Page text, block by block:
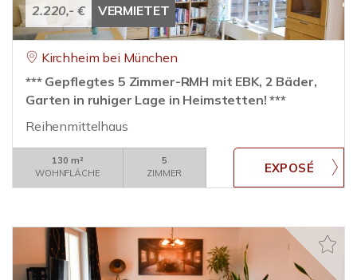
2.220,- € VERMIETET
Kirchheim bei München
*** Gepflegtes 5 Zimmer-RMH mit EBK, 2 Bäder,
Garten in ruhiger Lage in Heimstetten! ***
Reihenmittelhaus
130 m²
WOHNFLÄCHE
5
ZIMMER